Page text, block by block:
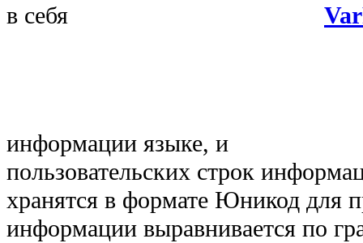
в себя
информации языке, и
пользовательских строк
хранятся в формате Юникод для
информации выравнивается по